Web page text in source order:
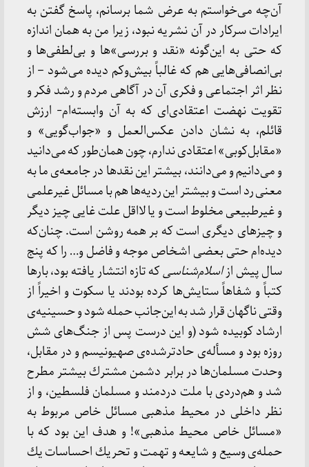
آن‌چه می‌خواستم به عرض شما برسانم، پاسخ گفتن به
ایرادات سركار در آن نشریه نبود، زیرا من به همان اندازه
كه حتی به این‌گونه «نقد و بررسی»‌ها و بی‌لطفی‌ها و
بی‌انصافی‌هایی هم كه غالباً بیش‌وكم دیده می‌شود – از
نظر اثر اجتماعی و فكری آن در آگاهی مردم و رشد فكر و
تقویت نهضت اعتقادی‌ای كه به آن وابسته‌ام- ارزش
قائلم، به نشان دادن عكس‌العمل و «جواب‌گویی» و
«مقابل‌كوبی» اعتقادی ندارم، چون همان‌طور كه می‌دانید
و می‌دانیم و می‌دانند، بیشتر این نقدها در جامعه‌ی ما به
معنی رد است و بیشتر این ردیه‌ها هم با مسائل غیرعلمی
و غیرطبیعی مخلوط است و یا لااقل علت غایی چیز دیگر
و چیزهای دیگری است كه بر همه روشن است. چنان‌كه
دیده‌ام حتی بعضی اشخاص موجه و فاضل و… را كه پنج
سال پیش ازاسلام‌شناسیكه تازه انتشار یافته بود، بارها
كتباً و شفاهاً ستایش‌ها كرده بودند یا سكوت و اخیراً از
وقتی ناگهان قرار شد به این‌جانب حمله شود و حسینیه‌ی
ارشاد كوبیده شود (و این درست پس از جنگ‌های شش
روزه بود و مسأله‌ی حادترشده‌ی صهیونیسم و در مقابل،
وحدت مسلمان‌ها در برابر دشمن مشترك بیشتر مطرح
شد و هم‌دردی با ملت دردمند و مسلمان فلسطین، و از
نظر داخلی در محیط مذهبی مسائل خاص مربوط به
«مسائل خاص محیط مذهبی»! و هدف این بود كه با
حمله‌ی وسیع و شایعه و تهمت و تحریك احساسات یك